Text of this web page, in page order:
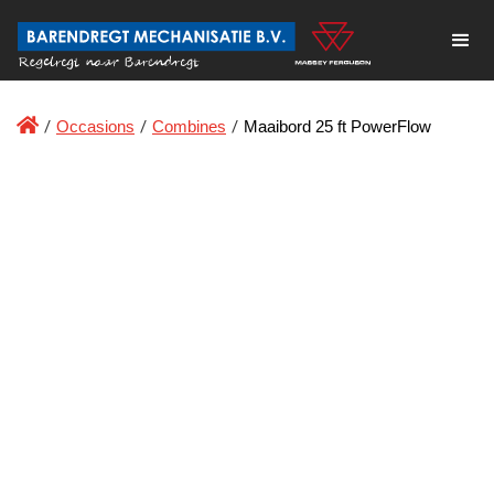
 / Occasions / Combines / Maaibord 25 ft PowerFlow